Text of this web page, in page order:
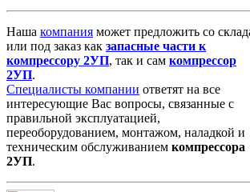
Наша компания может предложить со
или под заказ как запасные части к
компрессору 2УП, так и сам компрессор
2УП.
Специалисты компании ответят на все
интересующие Вас вопросы, связанные с
правильной эксплуатацией,
переоборудованием, монтажом, наладкой и
техническим обслуживанием компрессора
2УП.